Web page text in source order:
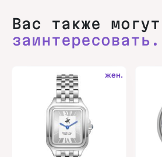
Вас также могут
заинтересовать.
жен.